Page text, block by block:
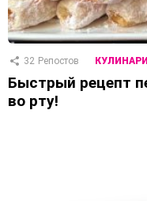
32 Репостов
Быстрый рецепт
во рту!